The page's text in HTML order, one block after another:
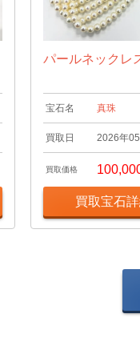
パールネックレ
宝石名 真珠
買取日 2026年
買取価格
買取宝石